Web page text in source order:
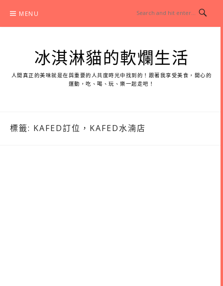
content
MENU
冰淇淋貓的軟爛生活
人間真正的美味就是在與重要的人共度時光中找到的！跟著我享受美食，開心的
運動，吃、喝、玩、樂一起走吧！
標籤: KAFED訂位，KAFED水湳店